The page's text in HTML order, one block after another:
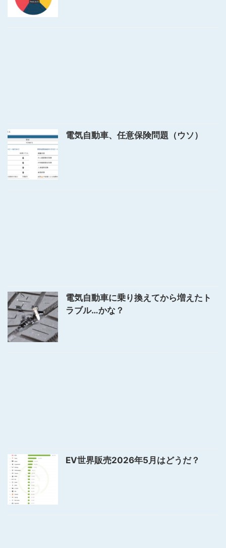
電気自動車、任意保険問題（ウソ）
電気自動車に乗り換えてから増えたト
ラブル…かな？
EV世界販売2026年5月はどうだ？